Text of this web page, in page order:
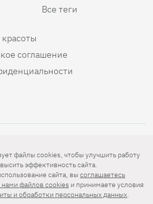
Все теги
соглашение
рассылка с лучшими статьями
файлы cookies, чтобы улучшить работу
эффективность сайта.
сайта, вы соглашаетесь
файлов cookies и принимаете условия
и обработки персональных данных.